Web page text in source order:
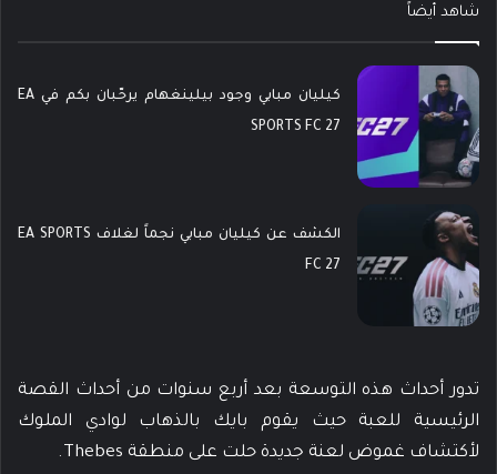
شاهد أيضاً
كيليان مبابي وجود بيلينغهام يرحّبان بكم في EA
SPORTS FC 27
الكشف عن كيليان مبابي نجماً لغلاف EA SPORTS
FC 27
تدور أحداث هذه التوسعة بعد أربع سنوات من أحداث القصة
الرئيسية للعبة حيث يقوم بايك بالذهاب لوادي الملوك
لأكتشاف غموض لعنة جديدة حلت على منطقة Thebes.